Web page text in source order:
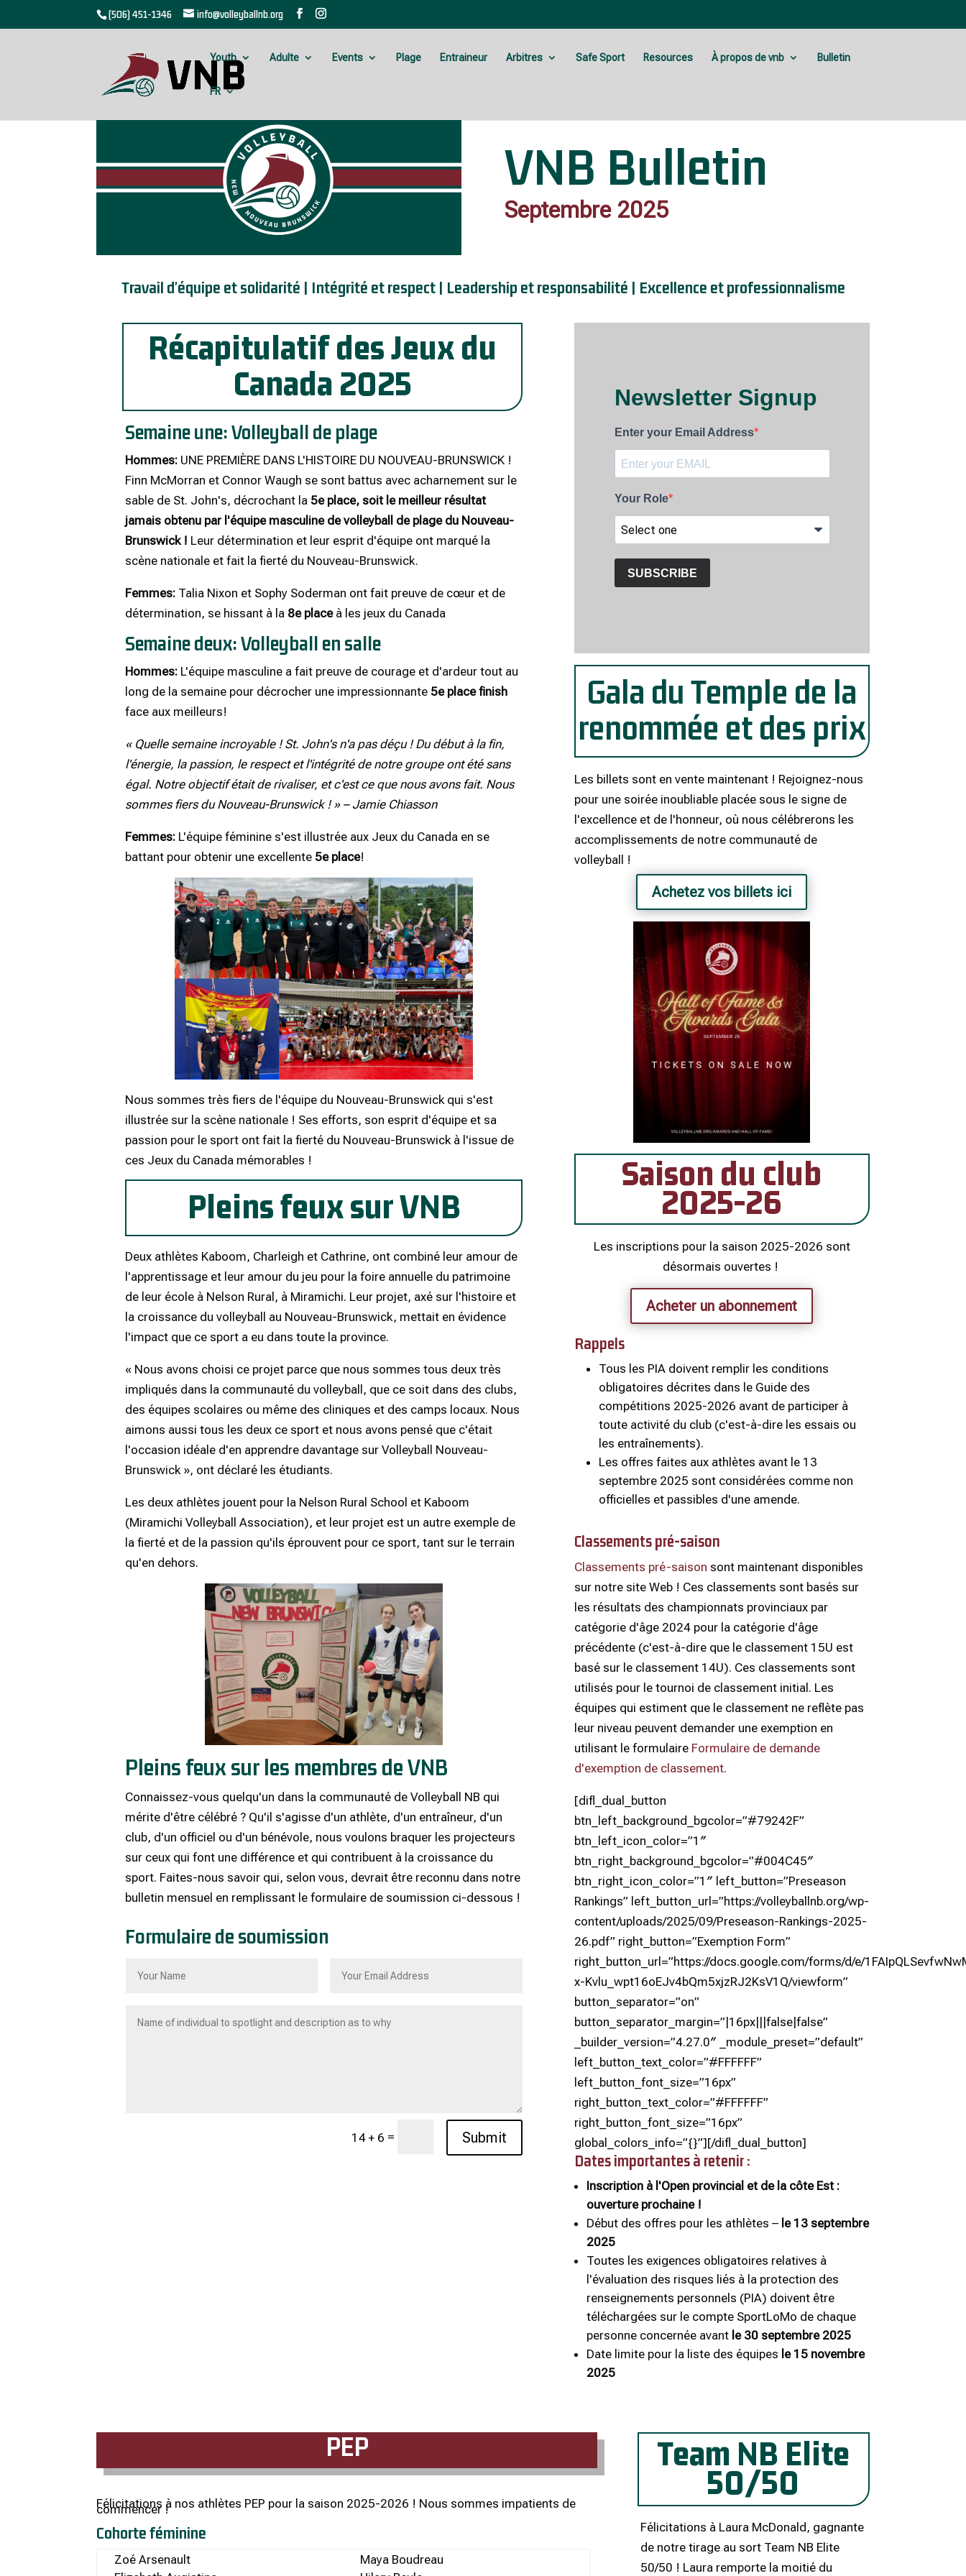
(506) 451-1346 info@volleyballnb.org
Youth Adulte Events Plage Entraineur Arbitres Safe Sport Resources À propos de vnb Bulletin
FR
VNB Bulletin
Septembre 2025
Travail d'équipe et solidarité | Intégrité et respect | Leadership et responsabilité | Excellence et professionnalisme
Récapitulatif des Jeux du
Canada 2025
Semaine une: Volleyball de plage
Hommes: UNE PREMIÈRE DANS L'HISTOIRE DU NOUVEAU-BRUNSWICK !
Finn McMorran et Connor Waugh se sont battus avec acharnement sur le
sable de St. John's, décrochant la 5e place, soit le meilleur résultat
jamais obtenu par l'équipe masculine de volleyball de plage du Nouveau-
Brunswick ! Leur détermination et leur esprit d'équipe ont marqué la
scène nationale et fait la fierté du Nouveau-Brunswick.
Femmes: Talia Nixon et Sophy Soderman ont fait preuve de cœur et de
détermination, se hissant à la 8e placeà les jeux du Canada
Semaine deux: Volleyball en salle
Hommes: L'équipe masculine a fait preuve de courage et d'ardeur tout au
long de la semaine pour décrocher une impressionnante 5e place finish
face aux meilleurs!
« Quelle semaine incroyable ! St. John's n'a pas déçu ! Du début à la fin,
l'énergie, la passion, le respect et l'intégrité de notre groupe ont été sans
égal. Notre objectif était de rivaliser, et c'est ce que nous avons fait. Nous
sommes fiers du Nouveau-Brunswick ! » – Jamie Chiasson
Femmes: L'équipe féminine s'est illustrée aux Jeux du Canada en se
battant pour obtenir une excellente 5e place!
Nous sommes très fiers de l'équipe du Nouveau-Brunswick qui s'est
illustrée sur la scène nationale ! Ses efforts, son esprit d'équipe et sa
passion pour le sport ont fait la fierté du Nouveau-Brunswick à l'issue de
ces Jeux du Canada mémorables !
Pleins feux sur VNB
Deux athlètes Kaboom, Charleigh et Cathrine, ont combiné leur amour de
l'apprentissage et leur amour du jeu pour la foire annuelle du patrimoine
de leur école à Nelson Rural, à Miramichi. Leur projet, axé sur l'histoire et
la croissance du volleyball au Nouveau-Brunswick, mettait en évidence
l'impact que ce sport a eu dans toute la province.
« Nous avons choisi ce projet parce que nous sommes tous deux très
impliqués dans la communauté du volleyball, que ce soit dans des clubs,
des équipes scolaires ou même des cliniques et des camps locaux. Nous
aimons aussi tous les deux ce sport et nous avons pensé que c'était
l'occasion idéale d'en apprendre davantage sur Volleyball Nouveau-
Brunswick », ont déclaré les étudiants.
Les deux athlètes jouent pour la Nelson Rural School et Kaboom
(Miramichi Volleyball Association), et leur projet est un autre exemple de
la fierté et de la passion qu'ils éprouvent pour ce sport, tant sur le terrain
qu'en dehors.
Pleins feux sur les membres de VNB
Connaissez-vous quelqu'un dans la communauté de Volleyball NB qui
mérite d'être célébré ? Qu'il s'agisse d'un athlète, d'un entraîneur, d'un
club, d'un officiel ou d'un bénévole, nous voulons braquer les projecteurs
sur ceux qui font une différence et qui contribuent à la croissance du
sport. Faites-nous savoir qui, selon vous, devrait être reconnu dans notre
bulletin mensuel en remplissant le formulaire de soumission ci-dessous !
Formulaire de soumission
14 + 6 = Submit
Gala du Temple de la
renommée et des prix
Les billets sont en vente maintenant ! Rejoignez-nous
pour une soirée inoubliable placée sous le signe de
l'excellence et de l'honneur, où nous célébrerons les
accomplissements de notre communauté de
volleyball !
Achetez vos billets ici
Saison du club
2025-26
Les inscriptions pour la saison 2025-2026 sont
désormais ouvertes !
Acheter un abonnement
Rappels
Tous les PIA doivent remplir les conditions
obligatoires décrites dans le Guide des
compétitions 2025-2026 avant de participer à
toute activité du club (c'est-à-dire les essais ou
les entraînements).
Les offres faites aux athlètes avant le 13
septembre 2025 sont considérées comme non
officielles et passibles d'une amende.
Classements pré-saison
Classements pré-saison sont maintenant disponibles
sur notre site Web ! Ces classements sont basés sur
les résultats des championnats provinciaux par
catégorie d'âge 2024 pour la catégorie d'âge
précédente (c'est-à-dire que le classement 15U est
basé sur le classement 14U). Ces classements sont
utilisés pour le tournoi de classement initial. Les
équipes qui estiment que le classement ne reflète pas
leur niveau peuvent demander une exemption en
utilisant le formulaireFormulaire de demande
d'exemption de classement.
[difl_dual_button
btn_left_background_bgcolor=”#79242F”
btn_left_icon_color=”1″
btn_right_background_bgcolor=”#004C45″
btn_right_icon_color=”1″ left_button=”Preseason
Rankings” left_button_url=”https://volleyballnb.org/wp-
content/uploads/2025/09/Preseason-Rankings-2025-
26.pdf” right_button=”Exemption Form”
right_button_url=”https://docs.google.com/forms/d/e/
x-Kvlu_wpt16oEJv4bQm5xjzRJ2KsV1Q/viewform”
button_separator=”on”
button_separator_margin=”|16px|||false|false”
_builder_version=”4.27.0″ _module_preset=”default”
left_button_text_color=”#FFFFFF”
left_button_font_size=”16px”
right_button_text_color=”#FFFFFF”
right_button_font_size=”16px”
global_colors_info=”{}”][/difl_dual_button]
Dates importantes à retenir :
Inscription à l'Open provincial et de la côte Est :
ouverture prochaine !
Début des offres pour les athlètes – le 13 septembre
2025
Toutes les exigences obligatoires relatives à
l'évaluation des risques liés à la protection des
renseignements personnels (PIA) doivent être
téléchargées sur le compte SportLoMo de chaque
personne concernée avant le 30 septembre 2025
Date limite pour la liste des équipes le 15 novembre
2025
PEP
Félicitations à nos athlètes PEP pour la saison 2025-2026 ! Nous sommes impatients de
commencer !
Cohorte féminine
Zoé Arsenault
Maya Boudreau
Team NB Elite
50/50
Félicitations à Laura McDonald, gagnante
de notre tirage au sort Team NB Elite
50/50 ! Laura remporte la moitié du